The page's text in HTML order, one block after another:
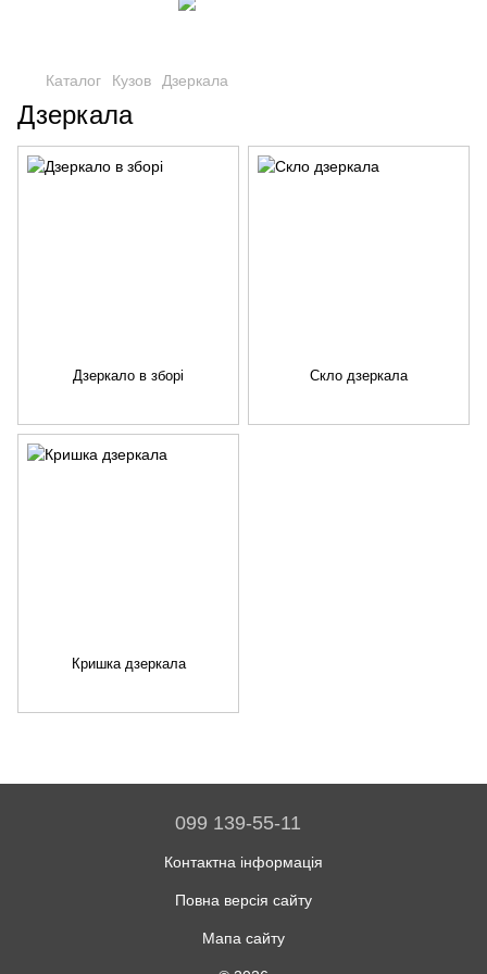
Каталог Кузов Дзеркала
Дзеркала
Дзеркало в зборі Скло дзеркала
Кришка дзеркала
099 139-55-11
Контактна інформація
Повна версія сайту
Мапа сайту